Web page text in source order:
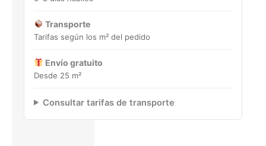
Transporte
Tarifas según los m² del pedido
Envío gratuito
Desde 25 m²
Consultar tarifas de transporte